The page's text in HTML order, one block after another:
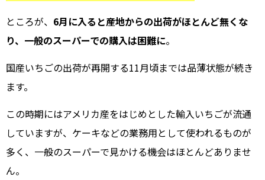
ところが、 6月に入ると産地からの出荷がほとんど無くな
り、一般のスーパーでの購入は困難に。
国産いちごの出荷が再開する11月頃までは品薄状態が続き
ます。
この時期にはアメリカ産をはじめとした輸入いちごが流通
していますが、ケーキなどの業務用として使われるものが
多く、一般のスーパーで見かける機会はほとんどありませ
ん。